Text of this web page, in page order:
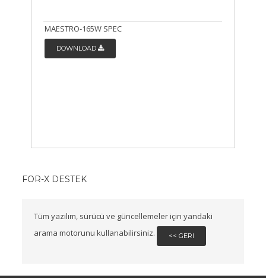
MAESTRO-165W SPEC
DOWNLOAD
FOR-X DESTEK
Tüm yazılım, sürücü ve güncellemeler için yandaki
arama motorunu kullanabilirsiniz.
<< GERI